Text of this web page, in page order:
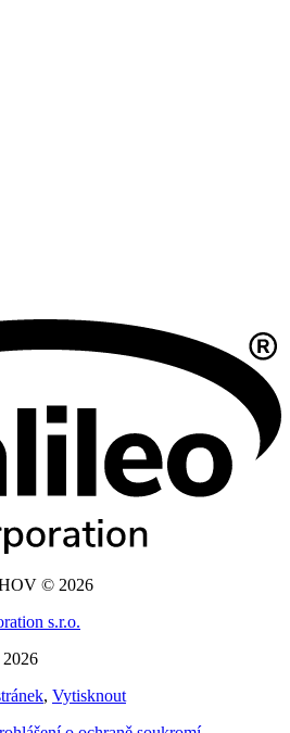
© 2026
s.r.o.
2026
, Vytisknout